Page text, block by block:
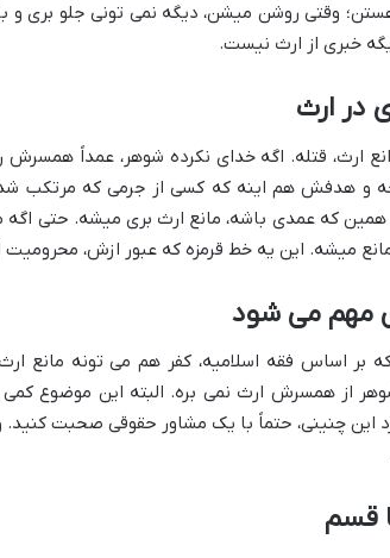
هستن؛ وقتی روشن میشن، دیگه نمی تونی جلو بری
خبری از ارث نیست.
در ارث
ارث، قتله. اگه خدای نکرده شوهر، عمداً همسرش
و هدفش هم اینه که کسی از جرمی که مرتکب
همین که عمدی باشه، مانع ارث بری میشه. حتی
میشه. این یه خط قرمزه که عبور ازش، محرومیت
مهم می شود
که بر اساس فقه اسلامیه، کفر هم می تونه مانع
از همسرش ارث نمی بره. البته این موضوع
این چنینی، حتماً با یک مشاور حقوقی صحبت
قسم